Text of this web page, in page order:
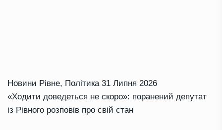
Новини Рівне, Політика 31 Липня 2026
«Ходити доведеться не скоро»: поранений депутат
із Рівного розповів про свій стан